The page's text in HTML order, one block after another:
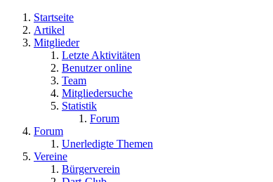
Startseite
Artikel
Mitglieder
Letzte Aktivitäten
Benutzer online
Team
Mitgliedersuche
Statistik
Forum
Forum
Unerledigte Themen
Vereine
Bürgerverein